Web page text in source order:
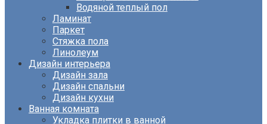
Водяной теплый пол
Ламинат
Паркет
Стяжка пола
Линолеум
Дизайн интерьера
Дизайн зала
Дизайн спальни
Дизайн кухни
Ванная комната
Укладка плитки в ванной